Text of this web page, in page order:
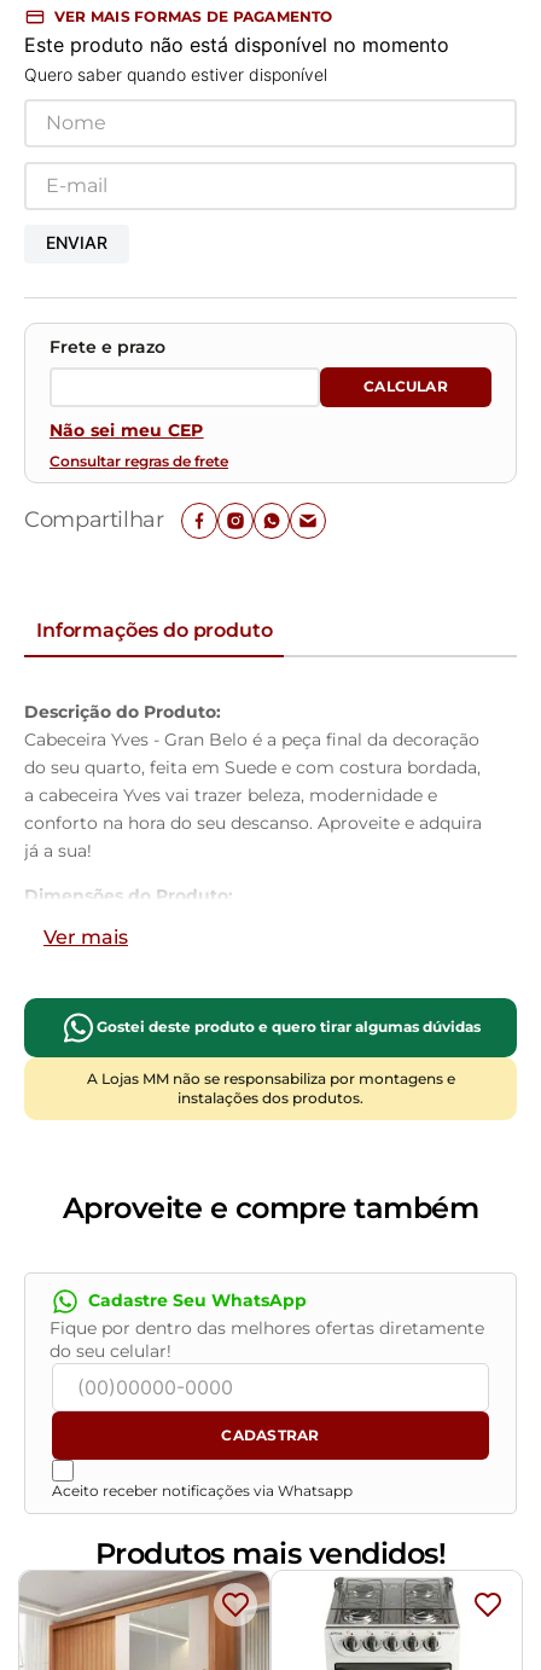
VER MAIS FORMAS DE PAGAMENTO
Este produto não está disponível no momento
Quero saber quando estiver disponível
ENVIAR
Não sei meu CEP
Consultar regras de frete
Compartilhar
Informações do produto
Descrição do Produto:
Cabeceira Yves - Gran Belo é a peça final da decoração
do seu quarto, feita em Suede e com costura bordada,
a cabeceira Yves vai trazer beleza, modernidade e
conforto na hora do seu descanso. Aproveite e adquira
já a sua!
Dimensões do Produto:
Largura:160cm
Características do Produto:
Material da Estrutura:
Tamanho:Queen Size
Revestimento:
Suede
montagem, recomendamos que a montagem seja
feita por um profissional
umedecido com água, seguido de pano seco. Evitar
exposição ao sol, para que o produto não sofra
alterações na cor. Não limpar com escovas ou
produtos abrasivos
Ver mais
Gostei deste produto e quero tirar algumas dúvidas
A Lojas MM não se responsabiliza por montagens e
instalações dos produtos.
Aproveite e compre também
Cadastre Seu WhatsApp
Fique por dentro das melhores ofertas diretamente
do seu celular!
CADASTRAR
Aceito receber notificações via Whatsapp
Produtos mais vendidos!